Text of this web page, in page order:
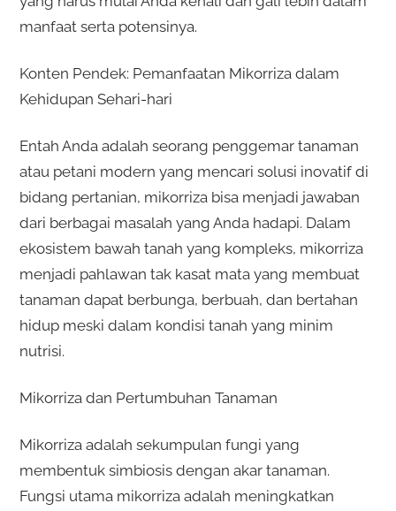
manfaat serta potensinya.
Konten Pendek: Pemanfaatan Mikorriza dalam
Kehidupan Sehari-hari
Entah Anda adalah seorang penggemar tanaman
atau petani modern yang mencari solusi inovatif di
bidang pertanian, mikorriza bisa menjadi jawaban
dari berbagai masalah yang Anda hadapi. Dalam
ekosistem bawah tanah yang kompleks, mikorriza
menjadi pahlawan tak kasat mata yang membuat
tanaman dapat berbunga, berbuah, dan bertahan
hidup meski dalam kondisi tanah yang minim
nutrisi.
Mikorriza dan Pertumbuhan Tanaman
Mikorriza adalah sekumpulan fungi yang
membentuk simbiosis dengan akar tanaman.
Fungsi utama mikorriza adalah meningkatkan